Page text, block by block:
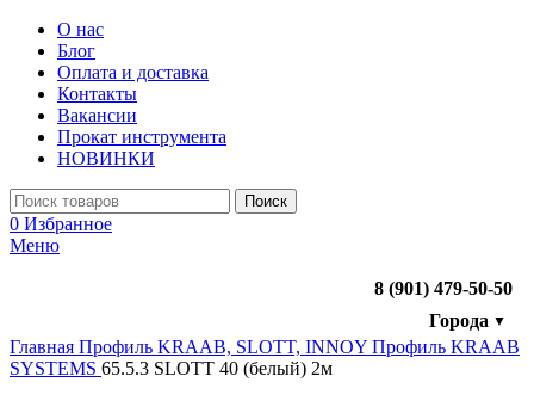
О нас
Блог
Оплата и доставка
Контакты
Вакансии
Прокат инструмента
НОВИНКИ
Поиск
0 Избранное
Меню
8 (901) 479-50-50
Города ▼
Главная Профиль KRAAB, SLOTT, INNOY Профиль KRAAB
SYSTEMS 65.5.3 SLOTT 40 (белый) 2м